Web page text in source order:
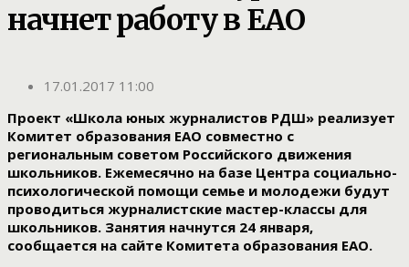
начнет работу в ЕАО
17.01.2017 11:00
Проект «Школа юных журналистов РДШ» реализует
Комитет образования ЕАО совместно с
региональным советом Российского движения
школьников. Ежемесячно на базе Центра социально-
психологической помощи семье и молодежи будут
проводиться журналистские мастер-классы для
школьников. Занятия начнутся 24 января,
сообщается на сайте Комитета образования ЕАО.